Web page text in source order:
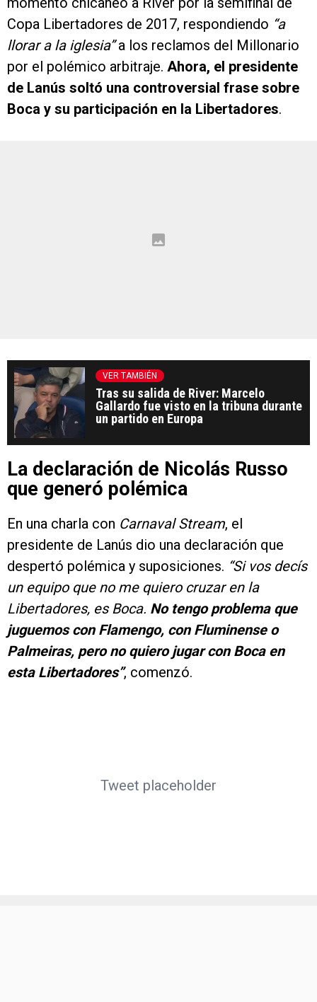
Copa Libertadores de 2017, respondiendo “a
llorar a la iglesia”a los reclamos del Millonario
por el polémico arbitraje. Ahora, el presidente
de Lanús soltó una controversial frase sobre
Boca y su participación en la Libertadores.
VER TAMBIÉN
Tras su salida de River: Marcelo
Gallardo fue visto en la tribuna durante
un partido en Europa
La declaración de Nicolás Russo
que generó polémica
En una charla con Carnaval Stream, el
presidente de Lanús dio una declaración que
despertó polémica y suposiciones. “Si vos decís
un equipo que no me quiero cruzar en la
Libertadores, es Boca. No tengo problema que
juguemos con Flamengo, con Fluminense o
Palmeiras, pero no quiero jugar con Boca en
esta Libertadores”, comenzó.
Tweet placeholder